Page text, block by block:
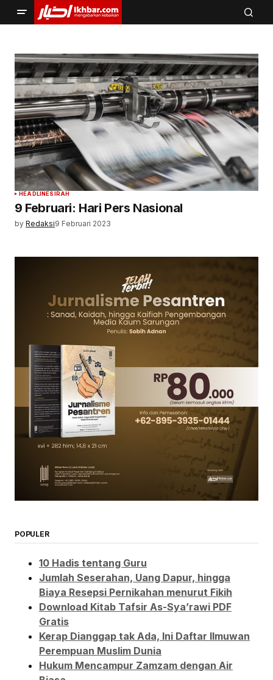
HEADLINESIRAH
9 Februari: Hari Pers Nasional
by Redaksi9 Februari 2023
POPULER
10 Hadis tentang Guru
Jumlah Seserahan, Uang Dapur, hingga
Biaya Resepsi Pernikahan menurut Fikih
Download Kitab Tafsir As-Sya’rawi PDF
Gratis
Kerap Dianggap tak Ada, Ini Daftar Ilmuwan
Perempuan Muslim Dunia
Hukum Mencampur Zamzam dengan Air